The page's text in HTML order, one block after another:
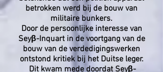
betrokken werd bij de bouw van
militaire bunkers.
Door de persoonlijke interesse van
Seyβ-Inquart in de voortgang van de
bouw van de verdedigingswerken
ontstond kritiek bij het Duitse leger.
Dit kwam mede doordat Seyβ-